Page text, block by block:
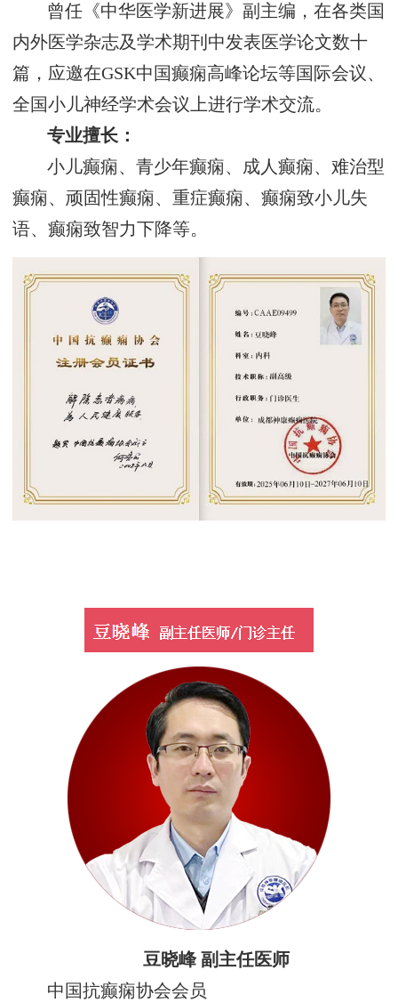
曾任《中华医学新进展》副主编，在各类国
内外医学杂志及学术期刊中发表医学论文数十
篇，应邀在GSK中国癫痫高峰论坛等国际会议、
全国小儿神经学术会议上进行学术交流。
专业擅长：
小儿癫痫、青少年癫痫、成人癫痫、难治型
癫痫、顽固性癫痫、重症癫痫、癫痫致小儿失
语、癫痫致智力下降等。
豆晓峰 副主任医师
中国抗癫痫协会会员